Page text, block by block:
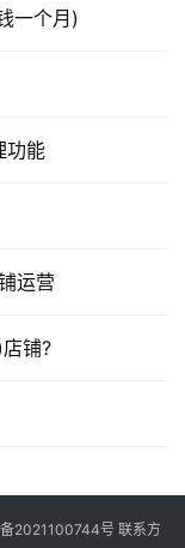
一个月)
功能
运营
铺?
2021100744号 联系方